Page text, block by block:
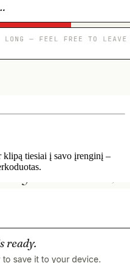
tiesiai į savo įrenginį –